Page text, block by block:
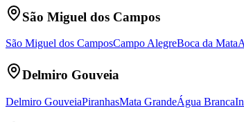
São Miguel dos Campos
São Miguel dos CamposCampo AlegreBoca da Mata
Delmiro Gouveia
Delmiro GouveiaPiranhasMata GrandeÁgua Branca